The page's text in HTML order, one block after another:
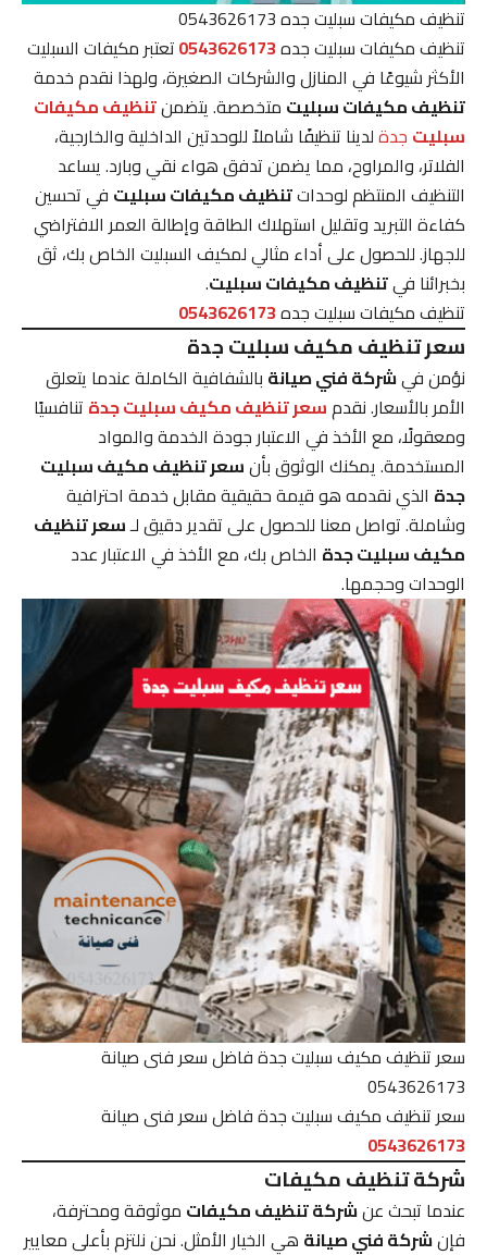
تنظيف مكيفات سبليت جده 0543626173
تنظيف مكيفات سبليت جده0543626173تعتبر مكيفات السبليت
الأكثر شيوعًا في المنازل والشركات الصغيرة، ولهذا نقدم خدمة
تنظيف مكيفات سبليت متخصصة. يتضمنتنظيف مكيفات
سبليت جدةلدينا تنظيفًا شاملاً للوحدتين الداخلية والخارجية،
الفلاتر، والمراوح، مما يضمن تدفق هواء نقي وبارد. يساعد
التنظيف المنتظم لوحداتتنظيف مكيفات سبليت في تحسين
كفاءة التبريد وتقليل استهلاك الطاقة وإطالة العمر الافتراضي
للجهاز. للحصول على أداء مثالي لمكيف السبليت الخاص بك، ثق
بخبرائنا فيتنظيف مكيفات سبليت.
تنظيف مكيفات سبليت جده0543626173
سعر تنظيف مكيف سبليت جدة
نؤمن فيشركة فني صيانة بالشفافية الكاملة عندما يتعلق
الأمر بالأسعار. نقدمسعر تنظيف مكيف سبليت جدة تنافسيًا
ومعقولًا، مع الأخذ في الاعتبار جودة الخدمة والمواد
المستخدمة. يمكنك الوثوق بأنسعر تنظيف مكيف سبليت
جدة الذي نقدمه هو قيمة حقيقية مقابل خدمة احترافية
وشاملة. تواصل معنا للحصول على تقدير دقيق لـسعر تنظيف
مكيف سبليت جدة الخاص بك، مع الأخذ في الاعتبار عدد
الوحدات وحجمها.
سعر تنظيف مكيف سبليت جدة فاضل سعر فنى صيانة
0543626173
سعر تنظيف مكيف سبليت جدة فاضل سعر فنى صيانة
0543626173
شركة تنظيف مكيفات
عندما تبحث عنشركة تنظيف مكيفات موثوقة ومحترفة،
فإنشركة فني صيانة هي الخيار الأمثل. نحن نلتزم بأعلى معايير